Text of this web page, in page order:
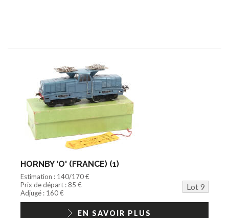
HORNBY 'O' (FRANCE) (1)
Estimation : 140/170 €
Prix de départ : 85 €
Lot 9
Adjugé : 160 €
EN SAVOIR PLUS